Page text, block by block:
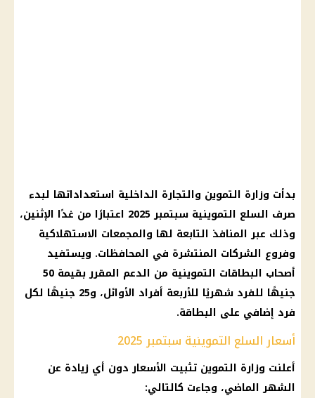
بدأت وزارة التموين والتجارة الداخلية استعداداتها لبدء
صرف السلع التموينية سبتمبر 2025 اعتبارًا من غدًا الإثنين،
وذلك عبر المنافذ التابعة لها والمجمعات الاستهلاكية
وفروع الشركات المنتشرة في المحافظات. ويستفيد
أصحاب البطاقات التموينية من الدعم المقرر بقيمة 50
جنيهًا للفرد شهريًا للأربعة أفراد الأوائل، و25 جنيهًا لكل
فرد إضافي على البطاقة.
أسعار السلع التموينية سبتمبر 2025
أعلنت وزارة التموين تثبيت الأسعار دون أي زيادة عن
الشهر الماضي، وجاءت كالتالي: